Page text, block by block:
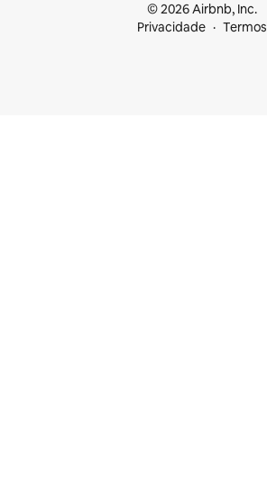
© 2026 Airbnb, Inc.
Privacidade
Termos